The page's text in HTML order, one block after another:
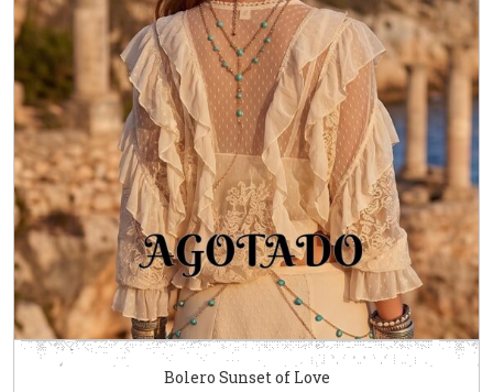
Bolero Sunset of Love